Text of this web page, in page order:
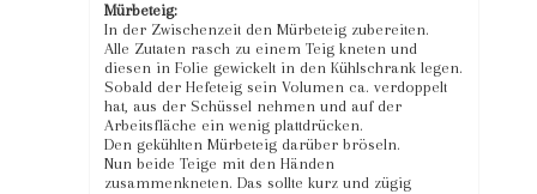
Mürbeteig:
In der Zwischenzeit den Mürbeteig zubereiten.
Alle Zutaten rasch zu einem Teig kneten und
diesen in Folie gewickelt in den Kühlschrank legen.
Sobald der Hefeteig sein Volumen ca. verdoppelt
hat, aus der Schüssel nehmen und auf der
Arbeitsfläche ein wenig plattdrücken.
Den gekühlten Mürbeteig darüber bröseln.
Nun beide Teige mit den Händen
zusammenkneten. Das sollte kurz und zügig